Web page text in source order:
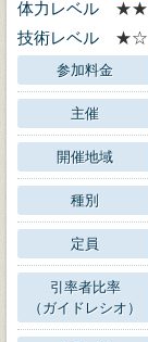
体力レベル
技術レベル
参加料金
主催
開催地域
種別
定員
引率者比率
（ガイドレシオ）